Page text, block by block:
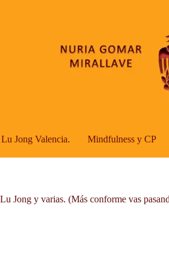
Jong Valencia. Mindfulness y CP
Jong y varias. (Más conforme vas